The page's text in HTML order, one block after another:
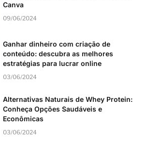
Canva
09/06/2024
Ganhar dinheiro com criação de
conteúdo: descubra as melhores
estratégias para lucrar online
03/06/2024
Alternativas Naturais de Whey Protein:
Conheça Opções Saudáveis e
Econômicas
03/06/2024